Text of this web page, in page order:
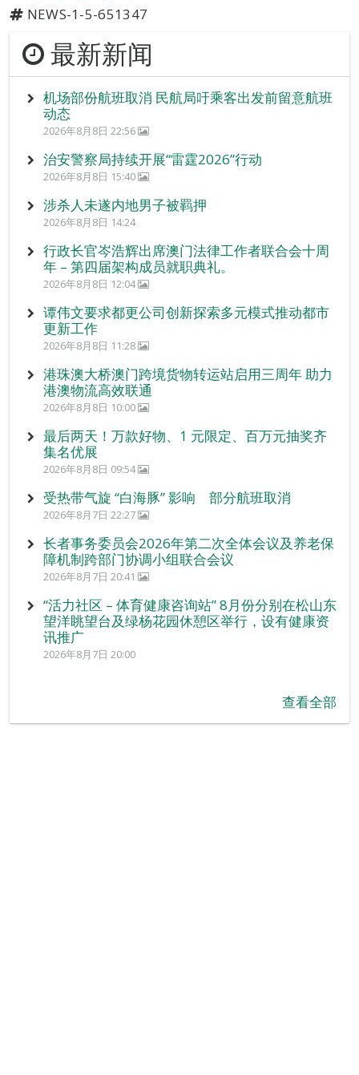
NEWS-1-5-651347
最新新闻
机场部份航班取消 民航局吁乘客出发前留意航班
动态
2026年8月8日 22:56
治安警察局持续开展“雷霆2026”行动
2026年8月8日 15:40
涉杀人未遂内地男子被羁押
2026年8月8日 14:24
行政长官岑浩辉出席澳门法律工作者联合会十周
年 – 第四届架构成员就职典礼。
2026年8月8日 12:04
谭伟文要求都更公司创新探索多元模式推动都市
更新工作
2026年8月8日 11:28
港珠澳大桥澳门跨境货物转运站启用三周年 助力
港澳物流高效联通
2026年8月8日 10:00
最后两天！万款好物、1 元限定、百万元抽奖齐
集名优展
2026年8月8日 09:54
受热带气旋 “白海豚” 影响 部分航班取消
2026年8月7日 22:27
长者事务委员会2026年第二次全体会议及养老保
障机制跨部门协调小组联合会议
2026年8月7日 20:41
“活力社区 – 体育健康咨询站” 8月份分别在松山东
望洋眺望台及绿杨花园休憩区举行，设有健康资
讯推广
2026年8月7日 20:00
查看全部